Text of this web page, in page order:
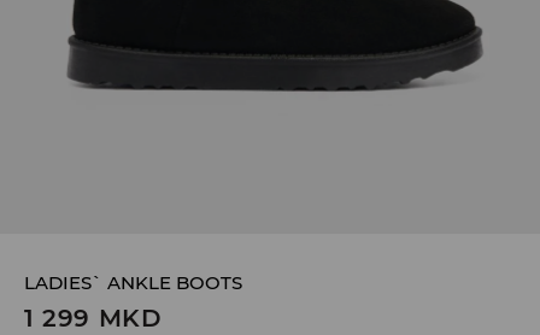
LADIES` ANKLE BOOTS
1 299 MKD